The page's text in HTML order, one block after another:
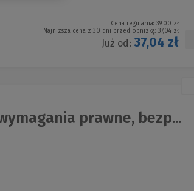
Cena regularna: 39,00 zł
Najniższa cena z 30 dni przed obniżką: 37,04 zł
Już od: 37,04 zł
prawne, bezp...